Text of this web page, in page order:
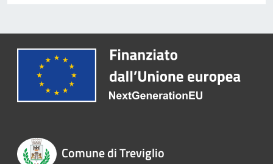
Comune di Treviglio